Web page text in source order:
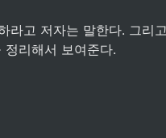
리해서 보여준다.